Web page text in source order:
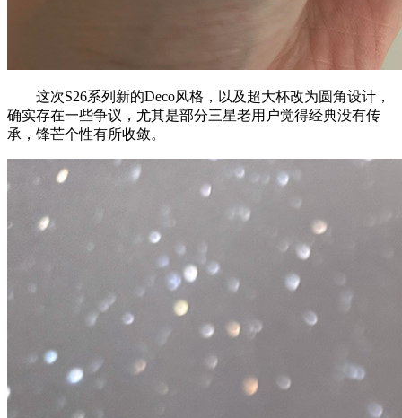
这次S26系列新的Deco风格，以及超大杯改为圆角设计，
确实存在一些争议，尤其是部分三星老用户觉得经典没有传
承，锋芒个性有所收敛。